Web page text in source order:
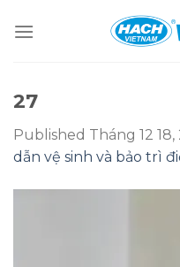
27
Published Tháng 12
dẫn vệ sinh và bảo trì